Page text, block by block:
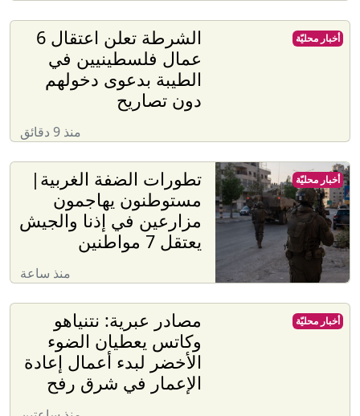
الشرطة تعلن اعتقال 6
عمال فلسطينيين في
الطيبة بدعوى دخولهم
دون تصاريح
منذ 9 دقائق
أخبار محليّة
تطورات الضفة الغربية|
مستوطنون يهاجمون
مزارعين في إذنا والجيش
يعتقل 7 مواطنين
منذ ساعة
أخبار محليّة
مصادر عبرية: نتنياهو
وكاتس يعطيان الضوء
الأخضر لبدء أعمال إعادة
الإعمار في شرق رفح
أخبار محليّة